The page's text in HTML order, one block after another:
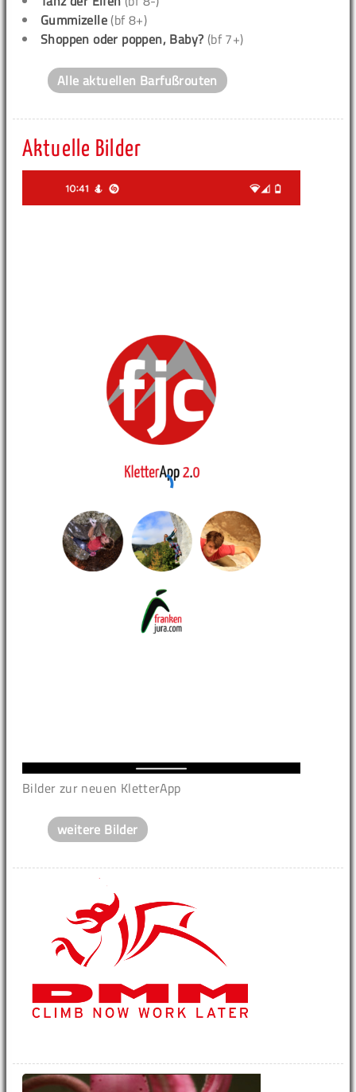
Gummizelle (bf 8+)
Shoppen oder poppen, Baby? (bf 7+)
Alle aktuellen Barfußrouten
Aktuelle Bilder
Bilder zur neuen KletterApp
weitere Bilder